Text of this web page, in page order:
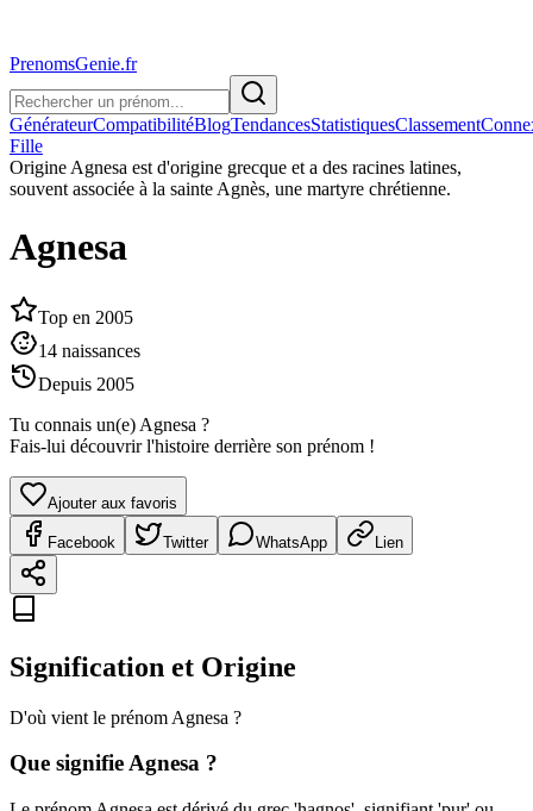
PrenomsGenie.fr
GénérateurCompatibilitéBlogTendancesStatistiquesClassement
Fille
Origine Agnesa est d'origine grecque et a des racines latines,
souvent associée à la sainte Agnès, une martyre chrétienne.
Agnesa
Top en 2005
14 naissances
Depuis 2005
Tu connais un(e) Agnesa ?
Fais-lui découvrir l'histoire derrière son prénom !
Ajouter aux favoris
Facebook Twitter WhatsApp Lien
Signification et Origine
D'où vient le prénom Agnesa ?
Que signifieAgnesa ?